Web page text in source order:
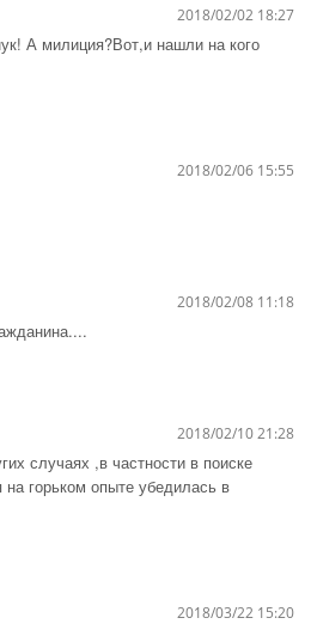
2018/02/02 18:27
А милиция?Вот,и нашли на кого
2018/02/06 15:55
2018/02/08 11:18
2018/02/10 21:28
случаях ,в частности в поиске
горьком опыте убедилась в
2018/03/22 15:20